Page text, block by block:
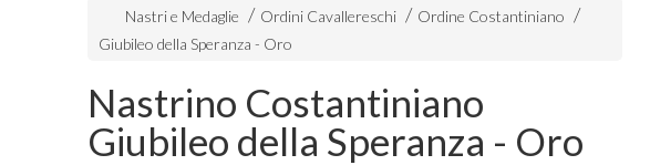
Nastri e Medaglie Ordini Cavallereschi
Ordine Costantiniano
Giubileo della Speranza - Oro
Nastrino Costantiniano
Giubileo della Speranza - Oro